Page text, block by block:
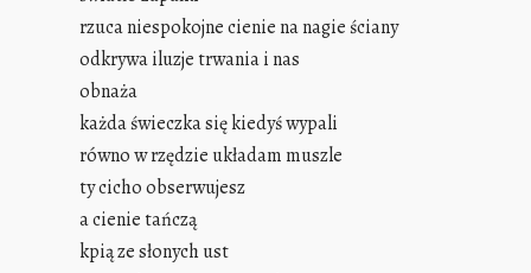
rzuca niespokojne cienie na nagie ściany
odkrywa iluzje trwania i nas
obnaża
każda świeczka się kiedyś wypali
równo w rzędzie układam muszle
ty cicho obserwujesz
a cienie tańczą
kpią ze słonych ust